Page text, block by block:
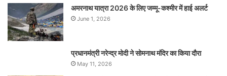
अमरनाथ यात्रा 2026 के लिए जम्मू-कश्मीर में हाई अलर्ट
June 1, 2026
प्रधानमंत्री नरेन्‍द्र मोदी ने सोमनाथ मंदिर का किया दौरा
May 11, 2026